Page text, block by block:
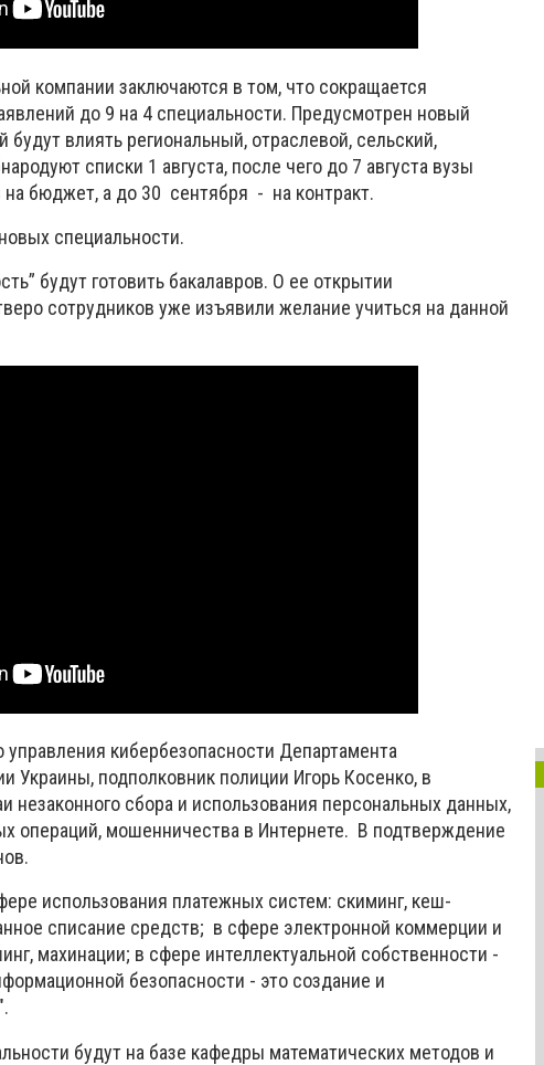
компании заключаются в том, что сокращается
до 9 на 4 специальности. Предусмотрен новый
будут влиять региональный, отраслевой, сельский,
списки 1 августа, после чего до 7 августа вузы
бюджет, а до 30 сентября - на контракт.
специальности.
будут готовить бакалавров. О ее открытии
сотрудников уже изъявили желание учиться на данной
кибербезопасности Департамента
Украины, подполковник полиции Игорь Косенко, в
незаконного сбора и использования персональных данных,
операций, мошенничества в Интернете. В подтверждение
использования платежных систем: скиминг, кеш-
списание средств; в сфере электронной коммерции и
махинации; в сфере интеллектуальной собственности -
безопасности - это создание и
будут на базе кафедры математических методов и